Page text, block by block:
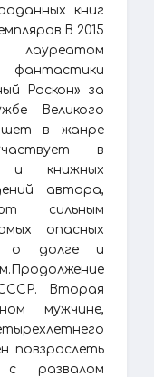
книг
2015
Роскон» за
Великого
в жанре
в
и книжных
автора,
сильным
опасных
о долге и
Вторая
мужчине,
повзрослеть
развалом